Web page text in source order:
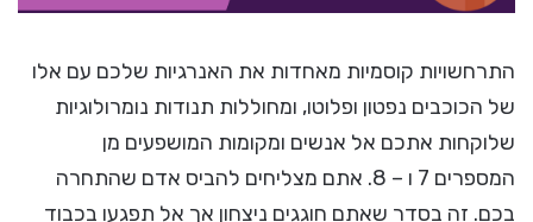
התרחשויות קוסמיות מאחדות את האנרגיות שלכם עם אלו
של הכוכבים נפטון ופלוטו, ומחוללות תנודות נומרולוגיות
שלוקחות אתכם אל אנשים ומקומות המושפעים מן
המספרים 7 ו – 8. אתם מצליחים להביס אדם שהתחרה
בכם. זה בסדר שאתם חוגגים ניצחון אך אל תפגעו בכבוד